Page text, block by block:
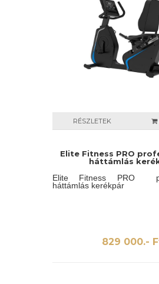
RÉSZLETEK
Elite Fitness PRO
háttámlás
Elite Fitness PRO
háttámlás kerékpár
829 000.-